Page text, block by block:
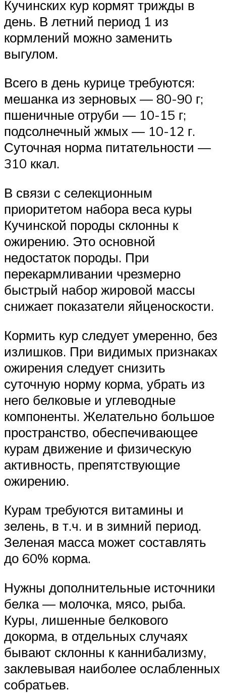
Кучинских кур кормят трижды в
день. В летний период 1 из
кормлений можно заменить
выгулом.
Всего в день курице требуются:
мешанка из зерновых — 80-90 г;
пшеничные отруби — 10-15 г;
подсолнечный жмых — 10-12 г.
Суточная норма питательности —
310 ккал.
В связи с селекционным
приоритетом набора веса куры
Кучинской породы склонны к
ожирению. Это основной
недостаток породы. При
перекармливании чрезмерно
быстрый набор жировой массы
снижает показатели яйценоскости.
Кормить кур следует умеренно, без
излишков. При видимых признаках
ожирения следует снизить
суточную норму корма, убрать из
него белковые и углеводные
компоненты. Желательно большое
пространство, обеспечивающее
курам движение и физическую
активность, препятствующие
ожирению.
Курам требуются витамины и
зелень, в т.ч. и в зимний период.
Зеленая масса может составлять
до 60% корма.
Нужны дополнительные источники
белка — молочка, мясо, рыба.
Куры, лишенные белкового
докорма, в отдельных случаях
бывают склонны к каннибализму,
заклевывая наиболее ослабленных
собратьев.